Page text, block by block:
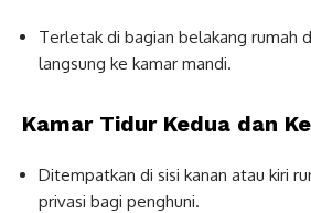
Terletak di bagian belakang rumah
langsung ke kamar mandi.
Kamar Tidur Kedua dan
Ditempatkan di sisi kanan atau kiri
privasi bagi penghuni.